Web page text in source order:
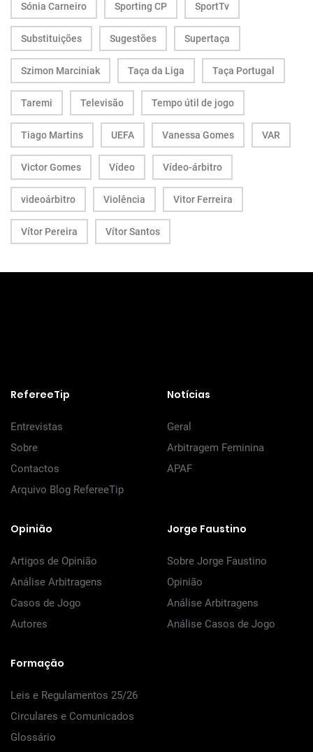
Sónia Carneiro Sporting CP SportTv
Substituições Sugestões Supertaça
Szimon Marciniak Taça da Liga Taça Portugal
Taremi Televisão Tempo útil de jogo
Tiago Martins UEFA Vanessa Gomes VAR
Victor Gomes Vídeo Vídeo-árbitro
videoárbitro Violência Vitor Ferreira
Vítor Pereira Vítor Santos
RefereeTip
Entrevistas
Sobre
Contactos
Arquivo Blog RefereeTip
Notícias
Geral
Arbitragem Feminina
APAF
Opinião
Artigos de Opinião
Análise Arbitragens
Casos de Jogo
Autores
Jorge Faustino
Sobre Jorge Faustino
Opinião
Análise Arbitragens
Análise Casos de Jogo
Formação
Leis e Regulamentos 25/26
Circulares e Comunicados
Glossário